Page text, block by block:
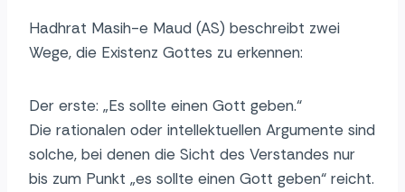
Hadhrat Masih-e Maud (AS) beschreibt zwei
Wege, die Existenz Gottes zu erkennen:
Der erste: „Es sollte einen Gott geben.“
Die rationalen oder intellektuellen Argumente sind
solche, bei denen die Sicht des Verstandes nur
bis zum Punkt „es sollte einen Gott geben“ reicht.